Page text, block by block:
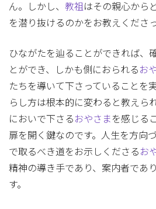
ん。しかし、 教祖 はその親心から
を潜り抜けるのかをお教えくださ
ひながたを辿ることができれば、
とができ、しかも側におられる お
たちを導いて下さっていることを
らし方は根本的に変わると教えら
においで下さる おやさま を感じる
扉を開く鍵なのです。人生を方向
で取るべき道をお示しくださる お
精神の導き手であり、案内者であ
す。